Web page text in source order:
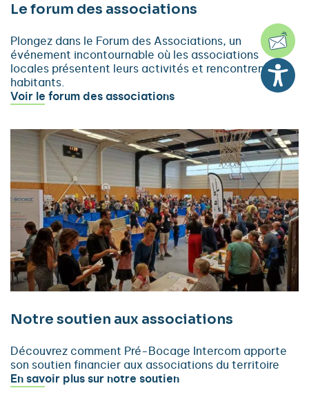
Le forum des associations
Plongez dans le Forum des Associations, un
événement incontournable où les associations
locales présentent leurs activités et rencontrent les
habitants.
Voir le forum des associations
Notre soutien aux associations
Découvrez comment Pré-Bocage Intercom apporte
son soutien financier aux associations du territoire
En savoir plus sur notre soutien